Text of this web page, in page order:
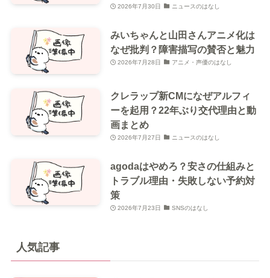
2026年7月30日 ニュースのはなし
みいちゃんと山田さんアニメ化は
なぜ批判？障害描写の賛否と魅力
2026年7月28日 アニメ・声優のはなし
クレラップ新CMになぜアルフィ
ーを起用？22年ぶり交代理由と動
画まとめ
2026年7月27日 ニュースのはなし
agodaはやめろ？安さの仕組みと
トラブル理由・失敗しない予約対
策
2026年7月23日 SNSのはなし
人気記事